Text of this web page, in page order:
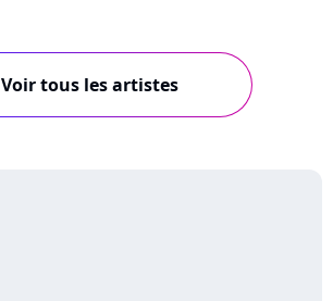
Voir tous les artistes